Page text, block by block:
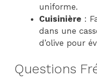
uniforme.
Cuisinière :
dans une
d’olive pour
Questions